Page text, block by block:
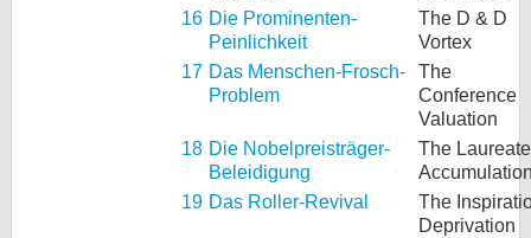
16 Die Prominenten-
Peinlichkeit
The D & D
Vortex
17 Das Menschen-Frosch-
Problem
The
Conference
Valuation
18 Die Nobelpreisträger-
Beleidigung
The Laureate
19 Das Roller-Revival
The
Deprivation